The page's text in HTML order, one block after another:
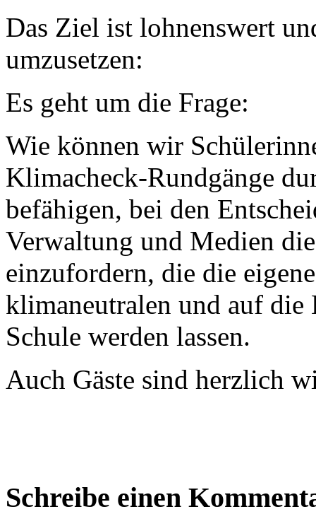
Das Ziel ist lohnenswert
umzusetzen:
Es geht um die Frage:
Wie können wir
Klimacheck-Rundgänge
befähigen, bei den
Verwaltung und Medien
einzufordern, die die
klimaneutralen und auf die
Schule werden lassen.
Auch Gäste sind herzlich
Schreibe einen